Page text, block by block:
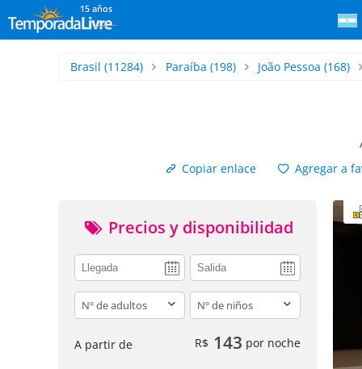
15 años
Brasil (11284) Paraíba (198) João Pessoa (168)
Copiar enlace
Agregar a
Precios y disponibilidad
adults children
A partir de R$ 143 por noche